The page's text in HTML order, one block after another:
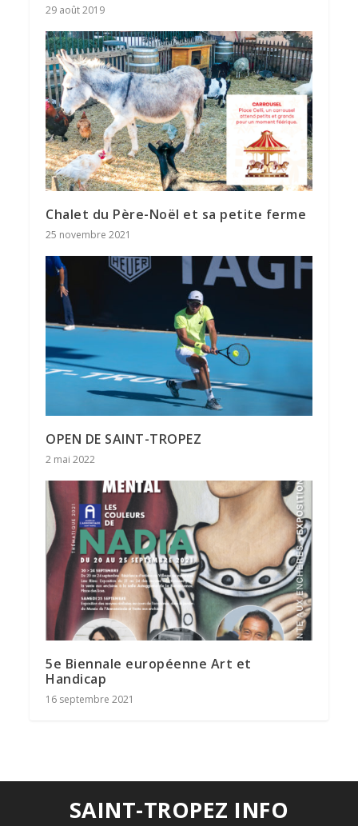
29 août 2019
Chalet du Père-Noël et sa petite ferme
25 novembre 2021
OPEN DE SAINT-TROPEZ
2 mai 2022
5e Biennale européenne Art et
Handicap
16 septembre 2021
SAINT-TROPEZ INFO